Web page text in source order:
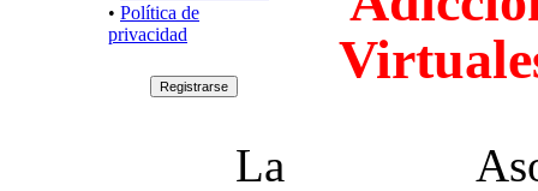
• Política de
privacidad
La